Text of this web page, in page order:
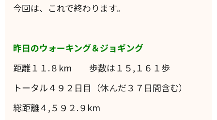
今回は、これで終わります。
昨日のウォーキング＆ジョギング
距離１１.８km 歩数は１５,１６１歩
トータル４９２日目（休んだ３７日間含む）
総距離４,５９２.９km